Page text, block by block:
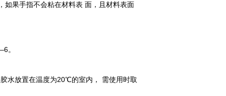
如果手指不会粘在材料表 面，且材料表面
。
水放置在温度为20℃的室内， 需使用时取